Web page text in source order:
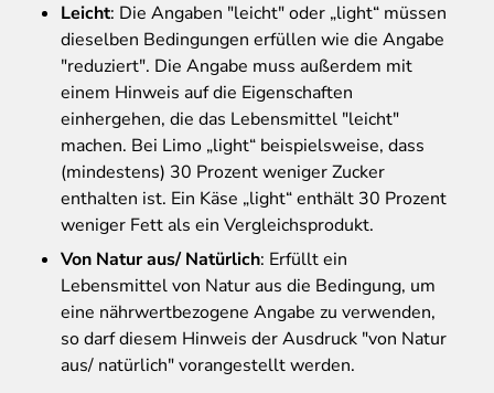
Leicht: Die Angaben "leicht" oder „light“ müssen
dieselben Bedingungen erfüllen wie die Angabe
"reduziert". Die Angabe muss außerdem mit
einem Hinweis auf die Eigenschaften
einhergehen, die das Lebensmittel "leicht"
machen. Bei Limo „light“ beispielsweise, dass
(mindestens) 30 Prozent weniger Zucker
enthalten ist. Ein Käse „light“ enthält 30 Prozent
weniger Fett als ein Vergleichsprodukt.
Von Natur aus/ Natürlich: Erfüllt ein
Lebensmittel von Natur aus die Bedingung, um
eine nährwertbezogene Angabe zu verwenden,
so darf diesem Hinweis der Ausdruck "von Natur
aus/ natürlich" vorangestellt werden.